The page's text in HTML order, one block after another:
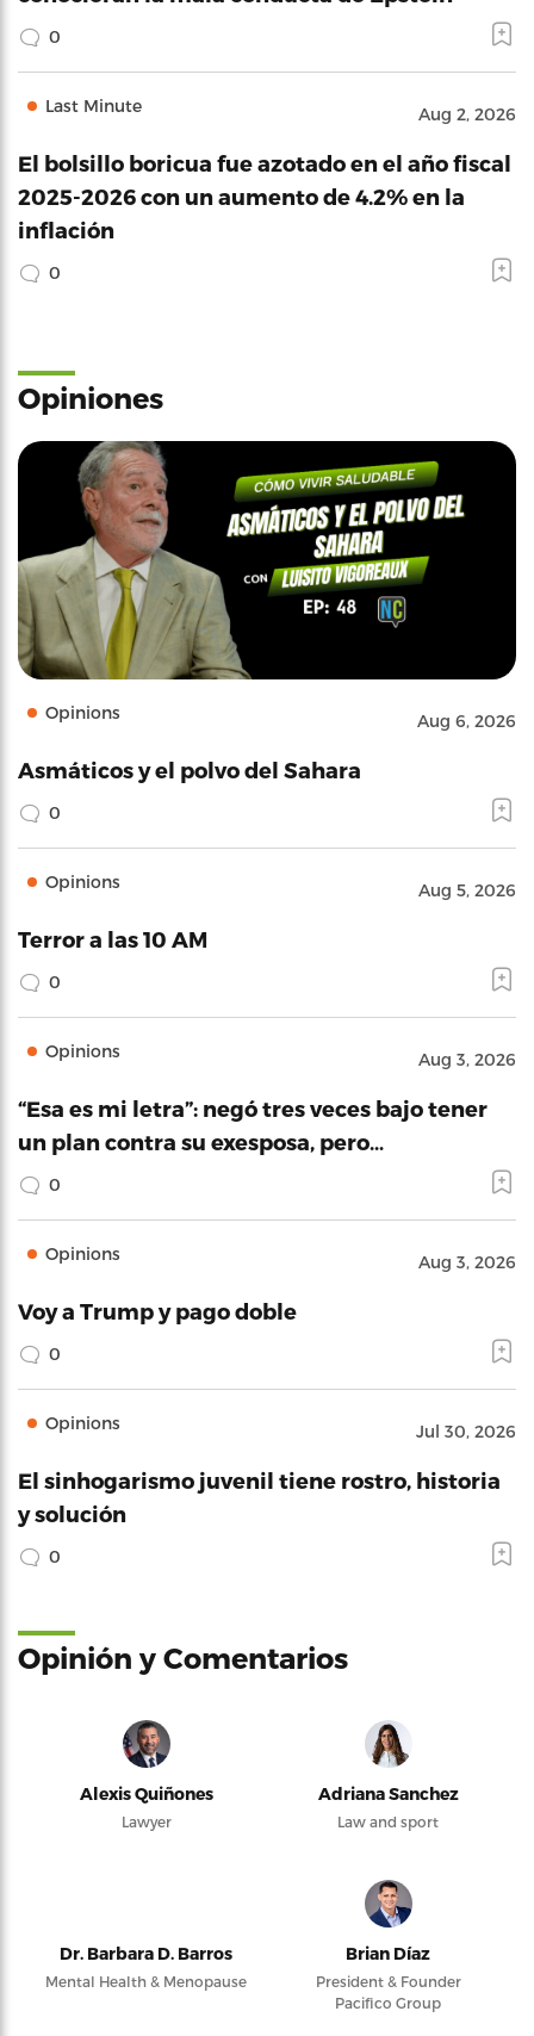
0
Last Minute Aug 2, 2026
El bolsillo boricua fue azotado en el año fiscal
2025-2026 con un aumento de 4.2% en la
inflación
0
Opiniones
Opinions Aug 6, 2026
Asmáticos y el polvo del Sahara
0
Opinions Aug 5, 2026
Terror a las 10 AM
0
Opinions Aug 3, 2026
“Esa es mi letra”: negó tres veces bajo tener
un plan contra su exesposa, pero…
0
Opinions Aug 3, 2026
Voy a Trump y pago doble
0
Opinions Jul 30, 2026
El sinhogarismo juvenil tiene rostro, historia
y solución
0
Opinión y Comentarios
Alexis Quiñones
Lawyer
Adriana Sanchez
Law and sport
Dr. Barbara D. Barros
Mental Health & Menopause
Brian Díaz
President & Founder
Pacifico Group